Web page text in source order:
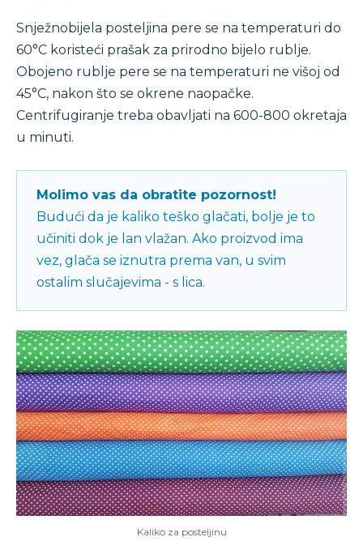
Snježnobijela posteljina pere se na temperaturi do
60°C koristeći prašak za prirodno bijelo rublje.
Obojeno rublje pere se na temperaturi ne višoj od
45°C, nakon što se okrene naopačke.
Centrifugiranje treba obavljati na 600-800 okretaja
u minuti.
Molimo vas da obratite pozornost!
Budući da je kaliko teško glačati, bolje je to
učiniti dok je lan vlažan. Ako proizvod ima
vez, glača se iznutra prema van, u svim
ostalim slučajevima - s lica.
Kaliko za posteljinu